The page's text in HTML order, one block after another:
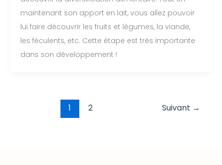
maintenant son apport en lait, vous allez pouvoir
lui faire découvrir les fruits et légumes, la viande,
les féculents, etc. Cette étape est très importante
dans son développement !
1 2 Suivant →